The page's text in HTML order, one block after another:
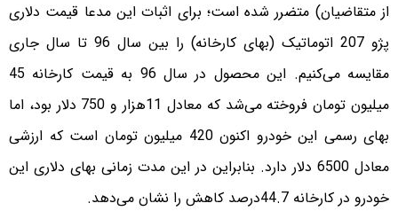
از متقاضیان) متضرر شده است؛ برای اثبات این مدعا قیمت دلاری
پژو 207 اتوماتیک (بهای کارخانه) را بین سال 96 تا سال جاری
مقایسه می‌کنیم. این محصول در سال 96 به قیمت کارخانه 45
میلیون تومان فروخته می‌شد که معادل 11هزار و 750 دلار بود، اما
بهای رسمی این خودرو اکنون 420 میلیون تومان است که ارزشی
معادل 6500 دلار دارد. بنابراین در این مدت زمانی بهای دلاری این
خودرو در کارخانه 44.7درصد کاهش را نشان می‌دهد.